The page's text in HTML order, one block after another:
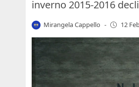
inverno 2015-2016
Mirangela Cappello - 12